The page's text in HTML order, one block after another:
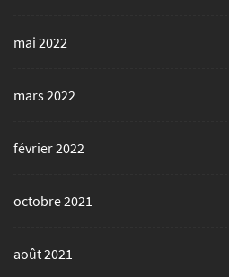
mai 2022
mars 2022
février 2022
octobre 2021
août 2021